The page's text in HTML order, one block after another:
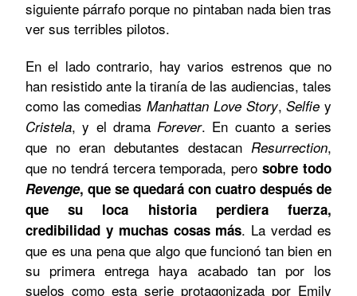
siguiente párrafo porque no pintaban nada bien tras
ver sus terribles pilotos.
En el lado contrario, hay varios estrenos que no
han resistido ante la tiranía de las audiencias, tales
como las comediasManhattan Love Story,Selfie y
Cristela, y el drama Forever. En cuanto a series
que no eran debutantes destacan Resurrection,
que no tendrá tercera temporada, perosobre todo
Revenge, que se quedará con cuatro después de
que su loca historia perdiera fuerza,
credibilidad y muchas cosas más. La verdad es
que es una pena que algo que funcionó tan bien en
su primera entrega haya acabado tan por los
suelos como esta serie protagonizada por Emily